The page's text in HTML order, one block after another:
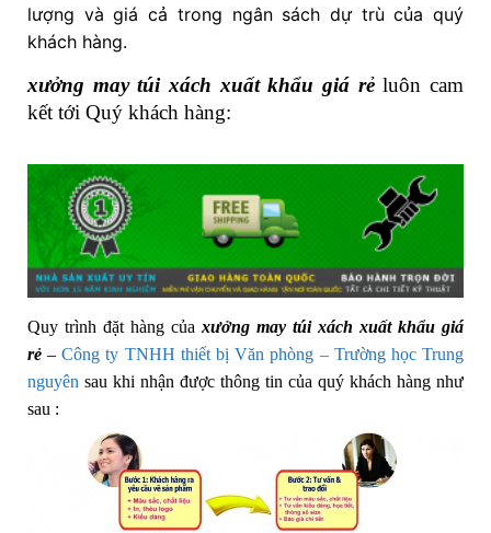
lượng và giá cả trong ngân sách dự trù của quý
khách hàng.
xưởng may túi xách xuất khẩu giá rẻluôn cam
kết tới Quý khách hàng:
Quy trình đặt hàng của xưởng may túi xách xuất khẩu giá
rẻ–Công ty TNHH thiết bị Văn phòng – Trường học Trung
nguyên sau khi nhận được thông tin của quý khách hàng như
sau :